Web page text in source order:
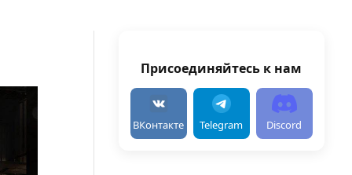
Присоединяйтесь к нам
ВКонтакте Telegram Discord